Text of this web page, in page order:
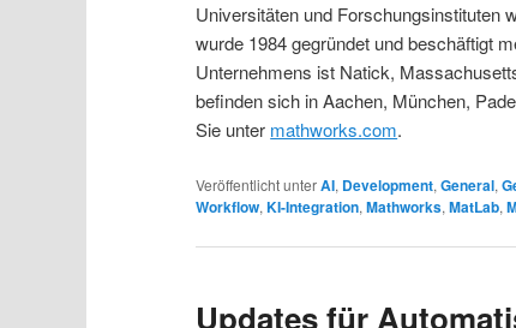
Universitäten und Forschungsinstituten
wurde 1984 gegründet und beschäftigt
Unternehmens ist Natick,
befinden sich in Aachen, München,
Sie unter mathworks.com.
Veröffentlicht unterAI, Development,General,
Workflow,KI-Integration,Mathworks,MatLab,
Updates für